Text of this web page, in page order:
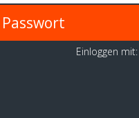
Einloggen